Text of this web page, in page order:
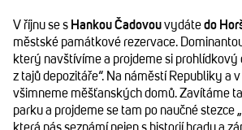
V říjnu se s Hankou Čadovouvydátedo
městské památkové rezervace.
který navštívíme a projdeme si prohlídkový
z tajů depozitáře“. Na náměstí Republiky a
všimneme měšťanských domů. Zavítáme
parku a projdeme se tam po naučné stezce